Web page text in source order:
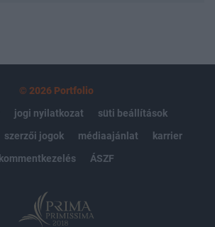
© 2026 Portfolio
jogi nyilatkozat
süti beállítások
szerzői jogok médiaajánlat
karrier
kommentkezelés
ÁSZF